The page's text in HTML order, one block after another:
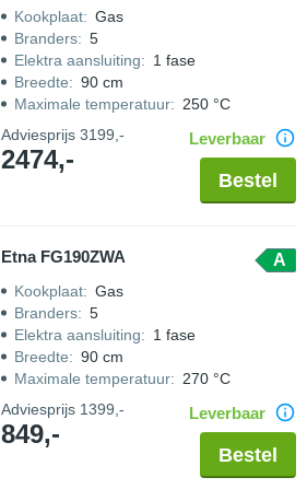
Kookplaat: Gas
Branders: 5
Elektra aansluiting: 1 fase
Breedte: 90 cm
Maximale temperatuur: 250 °C
Adviesprijs 3199,-
2474,-
Leverbaar
Bestel
Etna FG190ZWA A
Kookplaat: Gas
Branders: 5
Elektra aansluiting: 1 fase
Breedte: 90 cm
Maximale temperatuur: 270 °C
Adviesprijs 1399,-
849,-
Leverbaar
Bestel